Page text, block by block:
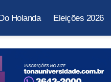
Holanda Eleições 2026